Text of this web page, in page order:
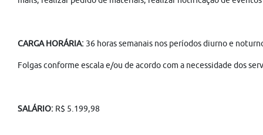
CARGA HORÁRIA: 36 horas semanais nos períodos diurno e
Folgas conforme escala e/ou de acordo com a necessidade dos
SALÁRIO: R$ 5.199,98